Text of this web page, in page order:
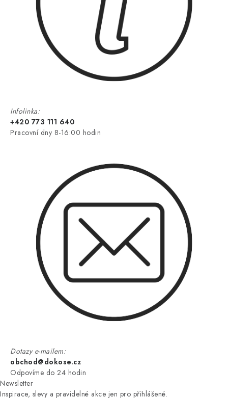
Infolinka:
+420 773 111 640
Pracovní dny 8-16:00 hodin
Dotazy e-mailem:
obchod@dokose.cz
Odpovíme do 24 hodin
Newsletter
Inspirace, slevy a pravidelné akce jen pro přihlášené.